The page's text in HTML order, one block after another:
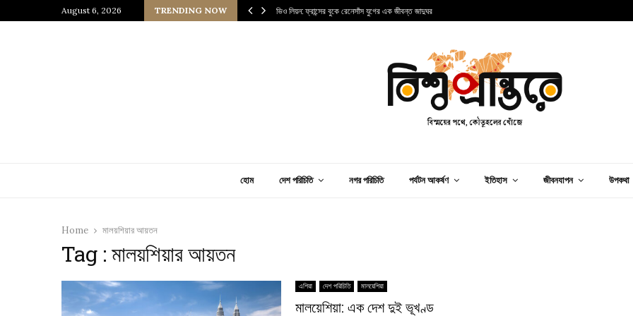
August 6, 2026 TRENDING NOW
জাপানি আধ্যাত্মিকতার ছোঁয়া ভিও লিয়ন: ফ্রান্সের বুকে রেনেসাঁস যুগের এক জীবন্ত জাদুঘর
হোম দেশ পরিচিতি নগর পরিচিতি পর্যটন আকর্ষণ ইতিহাস জীবনযাপন উপকথা
Home মালয়শিয়ার আয়তন
Tag : মালয়শিয়ার আয়তন
এশিয়া দেশ পরিচিতি মালয়েশিয়া
মালয়েশিয়া: এক দেশ দুই ভূখণ্ড